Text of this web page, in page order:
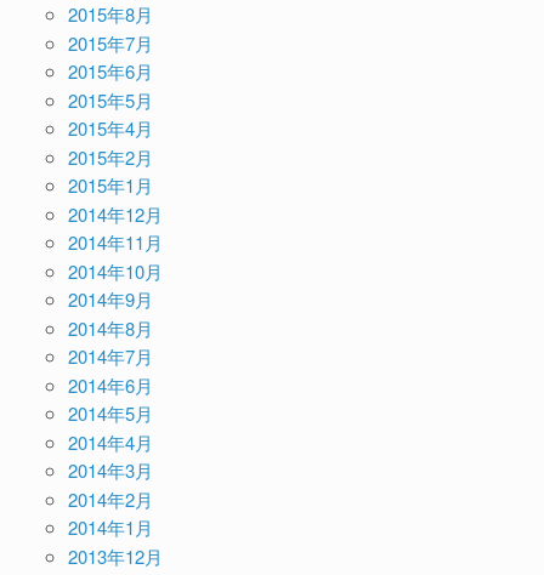
2015年8月
2015年7月
2015年6月
2015年5月
2015年4月
2015年2月
2015年1月
2014年12月
2014年11月
2014年10月
2014年9月
2014年8月
2014年7月
2014年6月
2014年5月
2014年4月
2014年3月
2014年2月
2014年1月
2013年12月